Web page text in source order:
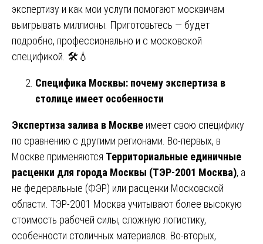
экспертизу и как мои услуги помогают москвичам
выигрывать миллионы. Приготовьтесь — будет
подробно, профессионально и с московской
спецификой. 🛠️💧
Специфика Москвы: почему экспертиза в
столице имеет особенности
Экспертиза залива в Москве имеет свою специфику
по сравнению с другими регионами. Во-первых, в
Москве применяются Территориальные единичные
расценки для города Москвы (ТЭР-2001 Москва), а
не федеральные (ФЭР) или расценки Московской
области. ТЭР-2001 Москва учитывают более высокую
стоимость рабочей силы, сложную логистику,
особенности столичных материалов. Во-вторых,